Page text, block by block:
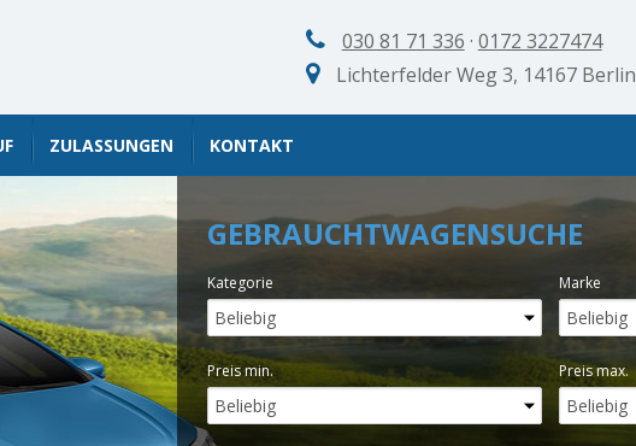
030 81 71 336 · 0172 3227474
Lichterfelder Weg 3, 14167 Berlin
ZULASSUNGEN KONTAKT
GEBRAUCHTWAGENSUCHE
Kategorie Marke
Preis min. Preis max.